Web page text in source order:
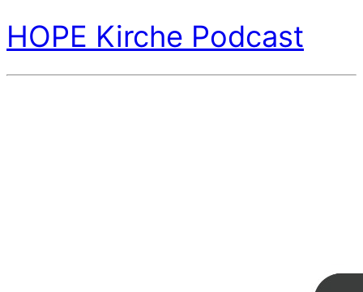
HOPE Kirche Podcast